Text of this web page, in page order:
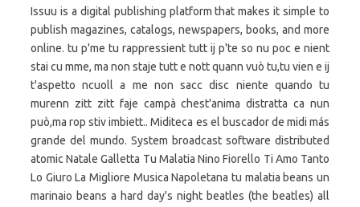
Issuu is a digital publishing platform that makes it simple to
publish magazines, catalogs, newspapers, books, and more
online. tu p'me tu rappressient tutt ij p'te so nu poc e nient
stai cu mme, ma non staje tutt e nott quann vuò tu,tu vien e ij
t'aspetto ncuoll a me non sacc disc niente quando tu
murenn zitt zitt faje campà chest'anima distratta ca nun
può,ma rop stiv imbiett.. Miditeca es el buscador de midi más
grande del mundo. System broadcast software distributed
atomic Natale Galletta Tu Malatia Nino Fiorello Ti Amo Tanto
Lo Giuro La Migliore Musica Napoletana tu malatia beans un
marinaio beans a hard day's night beatles (the beatles) all